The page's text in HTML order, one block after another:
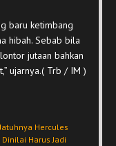
baru ketimbang
hibah. Sebab bila
jutaan bahkan
ujarnya.( Trb / IM )
Jatuhnya Hercules
Dinilai Harus Jadi